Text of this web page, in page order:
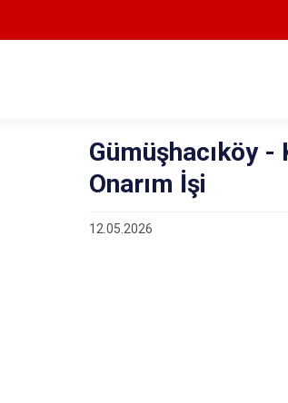
Gümüşhacıköy -
Onarım İşi
12.05.2026